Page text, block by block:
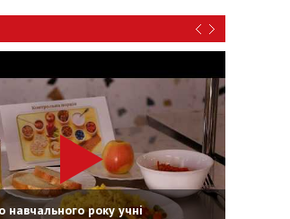
навчального року учні